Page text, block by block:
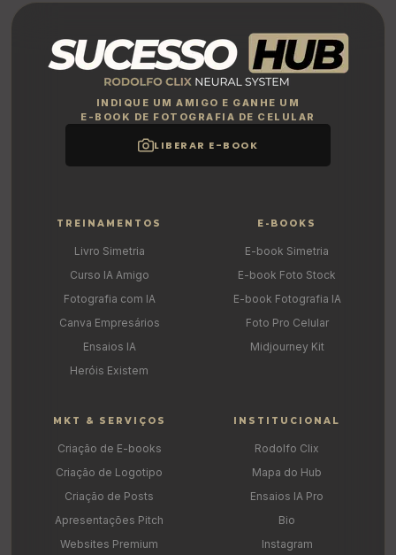
INDIQUE UM AMIGO E GANHE UM
E-BOOK DE FOTOGRAFIA DE CELULAR
LIBERAR E-BOOK
TREINAMENTOS
Livro Simetria
Curso IA Amigo
Fotografia com IA
Canva Empresários
Ensaios IA
Heróis Existem
E-BOOKS
E-book Simetria
E-book Foto Stock
E-book Fotografia IA
Foto Pro Celular
Midjourney Kit
MKT & SERVIÇOS
Criação de E-books
Criação de Logotipo
Criação de Posts
Apresentações Pitch
Websites Premium
INSTITUCIONAL
Rodolfo Clix
Mapa do Hub
Ensaios IA Pro
Bio
Instagram